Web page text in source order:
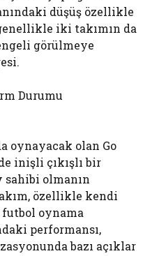
düşüş özellikle
iki takımın da
görülmeye
Durumu
oynayacak olan Go
inişli çıkışlı bir
olmanın
özellikle kendi
futbol oynama
performansı,
bazı açıklar